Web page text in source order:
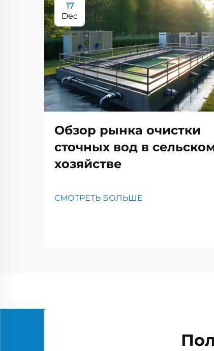
17
Dec
Обзор рынка очистки
сточных вод в
хозяйстве
СМОТРЕТЬ БОЛЬШЕ